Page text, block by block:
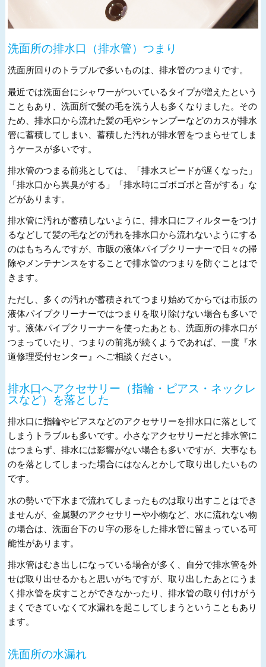
洗面所の排水口（排水管）つまり
洗面所回りのトラブルで多いものは、排水管のつまりです。
最近では洗面台にシャワーがついているタイプが増えたという
こともあり、洗面所で髪の毛を洗う人も多くなりました。その
ため、排水口から流れた髪の毛やシャンプーなどのカスが排水
管に蓄積してしまい、蓄積した汚れが排水管をつまらせてしま
うケースが多いです。
排水管のつまる前兆としては、「排水スピードが遅くなった」
「排水口から異臭がする」「排水時にゴボゴボと音がする」な
どがあります。
排水管に汚れが蓄積しないように、排水口にフィルターをつけ
るなどして髪の毛などの汚れを排水口から流れないようにする
のはもちろんですが、市販の液体パイプクリーナーで日々の掃
除やメンテナンスをすることで排水管のつまりを防ぐことはで
きます。
ただし、多くの汚れが蓄積されてつまり始めてからでは市販の
液体パイプクリーナーではつまりを取り除けない場合も多いで
す。液体パイプクリーナーを使ったあとも、洗面所の排水口が
つまっていたり、つまりの前兆が続くようであれば、一度『水
道修理受付センター』へご相談ください。
排水口へアクセサリー（指輪・ピアス・ネックレ
スなど）を落とした
排水口に指輪やピアスなどのアクセサリーを排水口に落として
しまうトラブルも多いです。小さなアクセサリーだと排水管に
はつまらず、排水には影響がない場合も多いですが、大事なも
のを落としてしまった場合にはなんとかして取り出したいもの
です。
水の勢いで下水まで流れてしまったものは取り出すことはでき
ませんが、金属製のアクセサリーや小物など、水に流れない物
の場合は、洗面台下のＵ字の形をした排水管に留まっている可
能性があります。
排水管はむき出しになっている場合が多く、自分で排水管を外
せば取り出せるかもと思いがちですが、取り出したあとにうま
く排水管を戻すことができなかったり、排水管の取り付けがう
まくできていなくて水漏れを起こしてしまうということもあり
ます。
洗面所の水漏れ